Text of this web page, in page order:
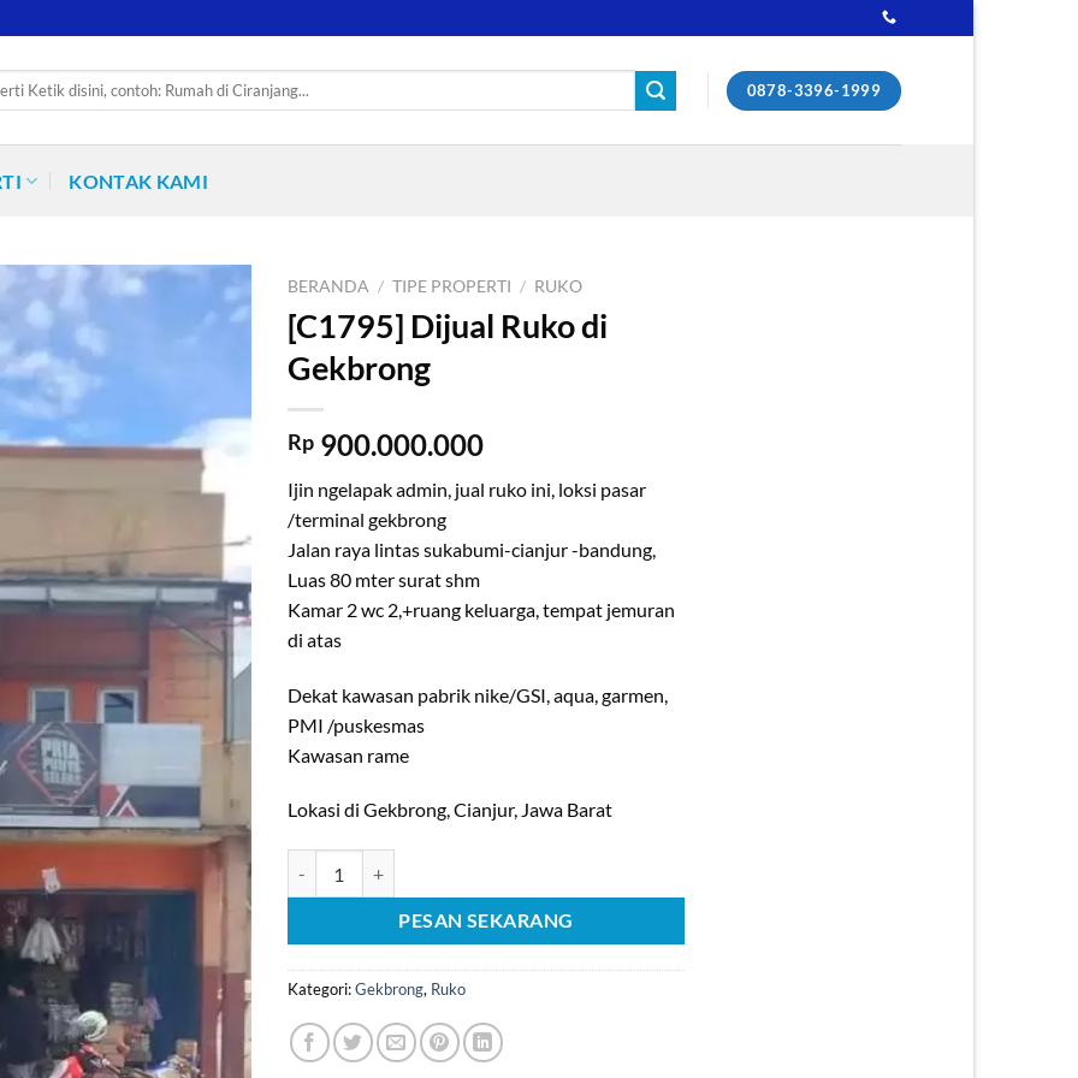
0878-3396-1999
KONTAK KAMI
BERANDA / TIPE PROPERTI / RUKO
[C1795] Dijual Ruko di
Gekbrong
Rp 900.000.000
Ijin ngelapak admin, jual ruko ini, loksi pasar
/terminal gekbrong
Jalan raya lintas sukabumi-cianjur -bandung,
Luas 80 mter surat shm
Kamar 2 wc 2,+ruang keluarga, tempat jemuran
di atas
Dekat kawasan pabrik nike/GSI, aqua, garmen,
PMI /puskesmas
Kawasan rame
Lokasi di Gekbrong, Cianjur, Jawa Barat
PESAN SEKARANG
Kategori:Gekbrong, Ruko